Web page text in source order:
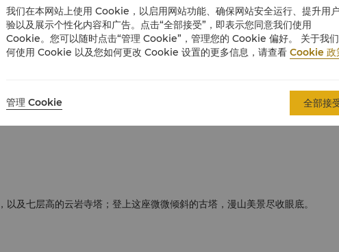
一。
心区是花园最古老的部分。中央花园的建筑群包围着池塘和峰石；峰石以黄
及七层高的云岩寺塔；登上这座微微倾斜的古塔，漫山美景尽收眼底。
我们在本网站上使用 Cookie，以启用网站功能、确保网站安全运行、提升用
验以及展示个性化内容和广告。点击“全部接受”，即表示您同意我们使用
Cookie。您可以随时点击“管理 Cookie”，管理您的 Cookie 偏好。 关于我
何使用 Cookie 以及您如何更改 Cookie 设置的更多信息，请查看 Cookie 政
管理 Cookie 全部接